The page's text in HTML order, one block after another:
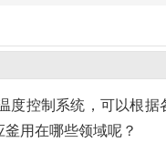
控制系统，可以根
用在哪些领域呢？